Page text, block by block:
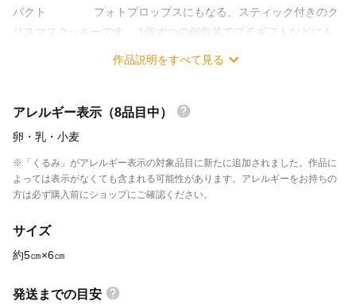
パクト フォトプロップスにもなる、スティック付きのク
リスマスクッキーです。 1個ずつの個包装でプチギフトなどにも
最適！ ※サンタとトナカイの2枚セットとなります。 写真の星ク
約14㎝） ◆賞味期限 製造日より4週間 ◆保存方法 高温多湿を
さけて常温にて保管 【発送について】 オーダーいただいてから製
法・お届け日について http://minne.com/items/17211878 ●ギフト
ラッピングについて https://minne.com/items/17327629
作品説明をすべて見る
アレルギー表示（8品目中）
卵 ・乳 ・小麦
※「くるみ」がアレルギー表示の対象品目に新たに追加されました。作品に
よっては表示がなくても含まれる可能性があります。アレルギーをお持ちの
方は必ず購入前にショップにご確認ください。
サイズ
約5㎝×6㎝
発送までの目安